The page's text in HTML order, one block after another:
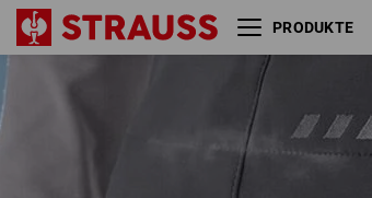
PRODUKTE
Werkzeugtasche e.s.motion